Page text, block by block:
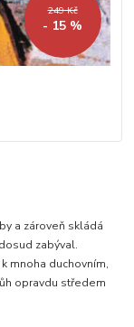
249 Kč
- 15 %
a zároveň skládá
zabýval.
mnoha duchovním,
opravdu středem